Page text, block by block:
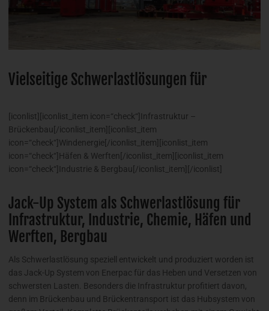
Vielseitige Schwerlastlösungen für
[iconlist][iconlist_item icon=“check“]Infrastruktur –
Brückenbau[/iconlist_item][iconlist_item
icon=“check“]Windenergie[/iconlist_item][iconlist_item
icon=“check“]Häfen & Werften[/iconlist_item][iconlist_item
icon=“check“]Industrie & Bergbau[/iconlist_item][/iconlist]
Jack-Up System als Schwerlastlösung für
Infrastruktur, Industrie, Chemie, Häfen und
Werften, Bergbau
Als Schwerlastlösung speziell entwickelt und produziert worden ist
das Jack-Up System von Enerpac für das Heben und Versetzen von
schwersten Lasten. Besonders die Infrastruktur profitiert davon,
denn im Brückenbau und Brückentransport ist das Hubsystem von